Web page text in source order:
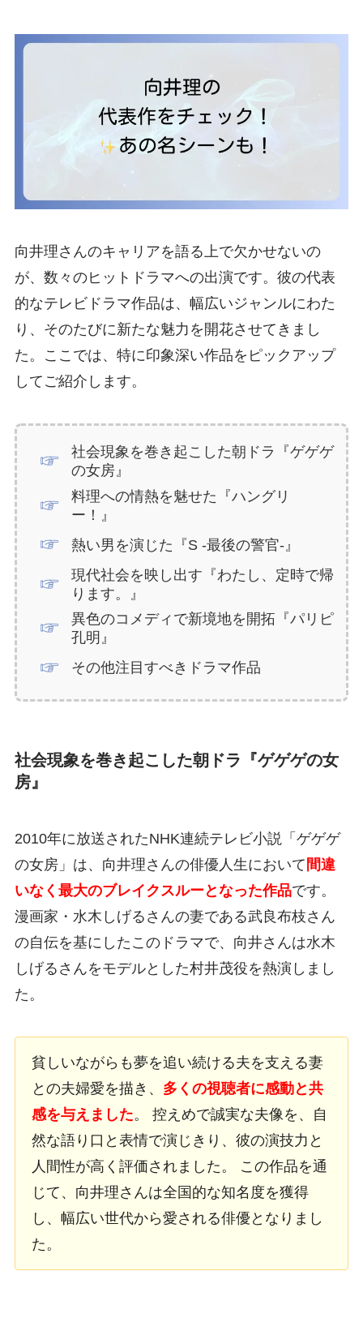
向井理さんのキャリアを語る上で欠かせないの
が、数々のヒットドラマへの出演です。彼の代表
的なテレビドラマ作品は、幅広いジャンルにわた
り、そのたびに新たな魅力を開花させてきまし
た。ここでは、特に印象深い作品をピックアップ
してご紹介します。
社会現象を巻き起こした朝ドラ『ゲゲゲ
の女房』
料理への情熱を魅せた『ハングリ
ー！』
熱い男を演じた『S -最後の警官-』
現代社会を映し出す『わたし、定時で帰
ります。』
異色のコメディで新境地を開拓『パリピ
孔明』
その他注目すべきドラマ作品
社会現象を巻き起こした朝ドラ『ゲゲゲの女
房』
2010年に放送されたNHK連続テレビ小説「ゲゲゲ
の女房」は、向井理さんの俳優人生において 間違
いなく最大のブレイクスルーとなった作品です。
漫画家・水木しげるさんの妻である武良布枝さん
の自伝を基にしたこのドラマで、向井さんは水木
しげるさんをモデルとした村井茂役を熱演しまし
た。
貧しいながらも夢を追い続ける夫を支える妻
との夫婦愛を描き、 多くの視聴者に感動と共
感を与えました。 控えめで誠実な夫像を、自
然な語り口と表情で演じきり、彼の演技力と
人間性が高く評価されました。 この作品を通
じて、向井理さんは全国的な知名度を獲得
し、幅広い世代から愛される俳優となりまし
た。